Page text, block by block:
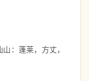
：蓬莱，方丈，